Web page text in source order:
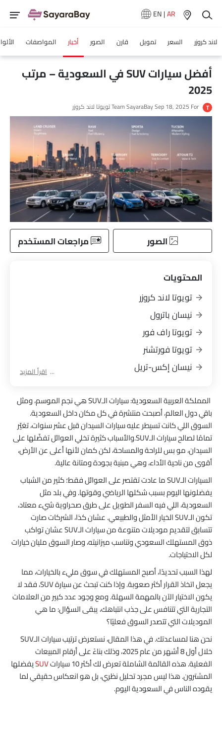
EN|AR
لاند كروزر السعر تمويل قارن الصور أخبار المواصفات
أفضل سيارات SUV في السعودية – مرتب
2025
T
Team SayaraBaySep 18, 2025 For تويوتا لاند كروزر
المحتويات
تويوتا لاند كروزر
نيسان باترول
تويوتا راف فور
تويوتا فورتشنر
نيسان إكس-تريل
هيونداي توسان
فورد تيريتوري
هيونداي كريتا
جيتور T2
ما تكشفه هذه القائمة
الخلاصة
اقرأ المزيد
المملكة العربية السعودية:
سيارات الـSUV هي نجم الموسم، ومثل
باقي دول العالم، أصبحت منتشرة في كل مكان داخل السعودية.
السوق اللي كانت تسيطر عليه سيارات السيدان قبل عشر سنوات، تغيّر
تمامًا لصالح سيارات الـSUV.والأسباب كثيرة تخلي العوائل تفضّلها على
السيدان، مو بس للراحة والمساحة، لكن كمان لأنها أعلى عن الأرض،
أقوى من ناحية الأداء، وهي مبنية بجودة ومتانة عالية.
السيارات الـSUV ما عادت تقتصر على العوائل فقط؛ كثير من الشباب
يفضلونها اليوم بسبب شكلها الرياضي وقوتها. وفي بلد مثل
السعودية، اللي فيه السفر الطويل على طرق صحراوية شيء معتاد،
تكون الـSUV الخيار الأمثل والطبيعي. عشان كذا، الشركات صارت
تتسابق لتقديم موديلات متنوعة من سيارات الـSUV عشان تواكب
ذوق المستهلك السعودي وتناسب ميزانيته، وصار السوق مليان خيارات
لكل الاحتياجات.
لهذا السبب تحديدًا، أصبح المستهلك في سوق مليء بالخيارات، مما
يجعل اتخاذ القرار أكثر صعوبة. وإذا كنت تبحث عن سيارة SUV، فقد لا
يكون الاختيار الآن بالمهمة السهلة. ومع وجود عدد كبير من العلامات
التجارية التي تتنافس على جذب انتباهك، يبقى السؤال: ما هي
الموديلات التي تتصدر السوق فعليًا؟
نحن هنا لمساعدتك. في هذا المقال، نستعرض ترتيب سيارات الـSUV
خلال أول 8 أشهر من عام 2025، وذلك بناءً على أرقام المبيعات
الفعلية. هذه القائمة الشاملة تعرض لك أكثر 10 سيارات
SUVيفضلها
المشترون. هذا ليس مجرد تحليل نظري، بل هو انعكاس حقيقي لما
يقوده الناس في السعودية اليوم.